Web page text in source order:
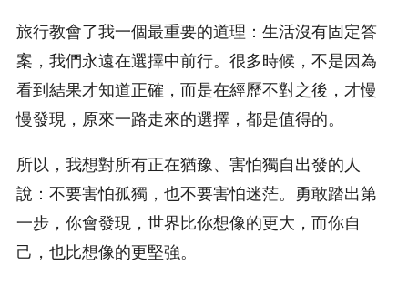
旅行教會了我一個最重要的道理：生活沒有固定答
案，我們永遠在選擇中前行。很多時候，不是因為
看到結果才知道正確，而是在經歷不對之後，才慢
慢發現，原來一路走來的選擇，都是值得的。
所以，我想對所有正在猶豫、害怕獨自出發的人
說：不要害怕孤獨，也不要害怕迷茫。勇敢踏出第
一步，你會發現，世界比你想像的更大，而你自
己，也比想像的更堅強。